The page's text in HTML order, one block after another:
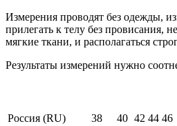
Измерения проводят без одежды,
прилегать к телу без провисания,
мягкие ткани, и располагаться
Результаты измерений нужно
Россия (RU)
38 40 42 44 46